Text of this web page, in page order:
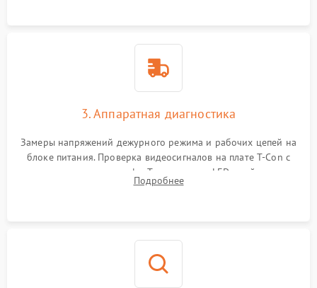
3. Аппаратная диагностика
Замеры напряжений дежурного режима и рабочих цепей на
блоке питания. Проверка видеосигналов на плате T-Con с
помощью осциллографа. Тестирование LED-драйвера и
светодиодных планок подсветки мультиметром.
Подробнее